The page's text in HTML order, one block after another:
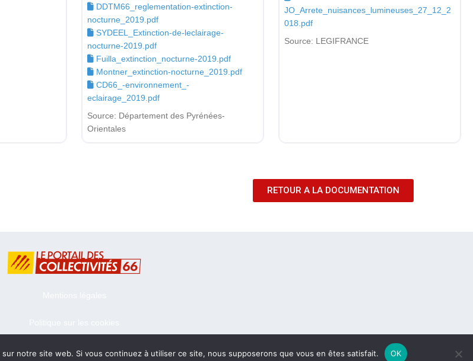
DDTM66_reglementation-extinction-
nocturne_2019.pdf
SYDEEL_Extinction-de-leclairage-
nocturne-2019.pdf
Fuilla_extinction_nocturne-2019.pdf
Montner_extinction-nocturne_2019.pdf
CD66_-environnement_-
eclairage_2019.pdf
Source: Département des Pyrénées-
Orientales
JO_Arrete_nuisances_lumineuses_27_12_2
018.pdf
Source: LEGIFRANCE
RETOUR A LA DOCUMENTATION
notre site web. Si vous continuez à utiliser ce site, nous supposerons que vous en êtes satisfait. OK